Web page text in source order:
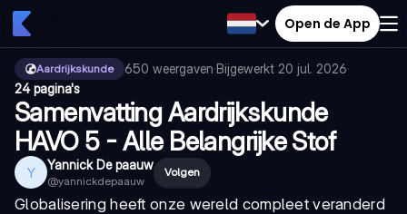
Open de App
Aardrijkskunde 650 weergaven·Bijgewerkt 20 jul. 2026·
24 pagina's
Samenvatting Aardrijkskunde
HAVO 5 - Alle Belangrijke Stof
Y Yannick De paauw
@yannickdepaauw
Volgen
Globalisering heeft onze wereld compleet veranderd